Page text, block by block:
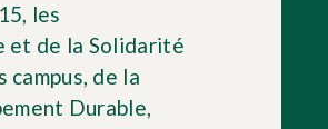
les
et de la Solidarité
campus, de la
Durable,